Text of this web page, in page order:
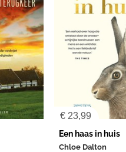
€ 23,99
Een haas in huis
Chloe Dalton